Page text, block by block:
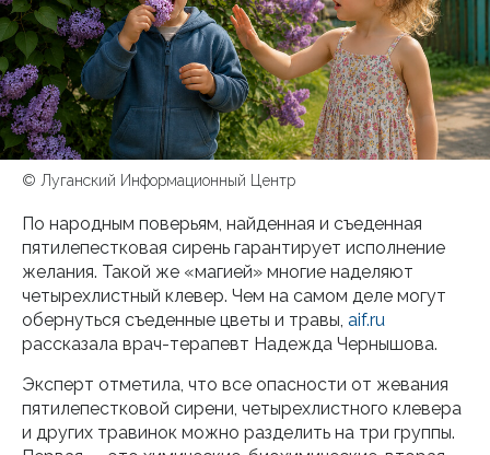
© Луганский Информационный Центр
По народным поверьям, найденная и съеденная
пятилепестковая сирень гарантирует исполнение
желания. Такой же «магией» многие наделяют
четырехлистный клевер. Чем на самом деле могут
обернуться съеденные цветы и травы, aif.ru
рассказала врач-терапевт Надежда Чернышова.
Эксперт отметила, что все опасности от жевания
пятилепестковой сирени, четырехлистного клевера
и других травинок можно разделить на три группы.